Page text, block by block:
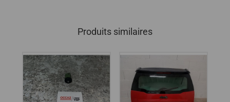
Produits similaires